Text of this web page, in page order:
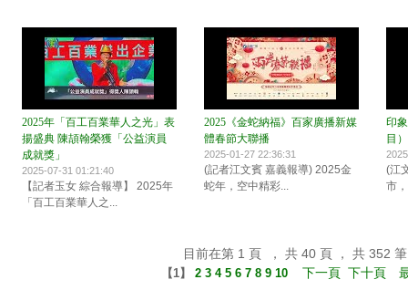
2025年「百工百業華人之光」表
揚盛典 陳頡翰榮獲「公益演員
成就獎」
2025-07-31 01:21:40
【記者玉女 綜合報導】 2025年
「百工百業華人之...
2025《金蛇納福》百家廣播新媒
體春節大聯播
2025-01-27 22:36:31
(記者江文賓 嘉義報導) 2025金
蛇年，空中精彩...
印
目
(江
市
目前在第 1 頁 ， 共 40 頁 ， 共 352 筆
【1】 2 3 4 5 6 7 8 9 10 下一頁 下十頁